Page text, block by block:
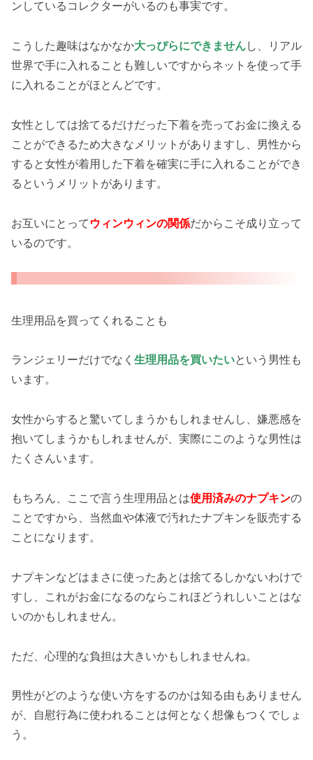
ンしているコレクターがいるのも事実です。
こうした趣味はなかなか大っぴらにできませんし、リアル
世界で手に入れることも難しいですからネットを使って手
に入れることがほとんどです。
女性としては捨てるだけだった下着を売ってお金に換える
ことができるため大きなメリットがありますし、男性から
すると女性が着用した下着を確実に手に入れることができ
るというメリットがあります。
お互いにとって ウィンウィンの関係だからこそ成り立って
いるのです。
生理用品を買ってくれることも
ランジェリーだけでなく 生理用品を買いたいという男性も
います。
女性からすると驚いてしまうかもしれませんし、嫌悪感を
抱いてしまうかもしれませんが、実際にこのような男性は
たくさんいます。
もちろん、ここで言う生理用品とは使用済みのナプキンの
ことですから、当然血や体液で汚れたナプキンを販売する
ことになります。
ナプキンなどはまさに使ったあとは捨てるしかないわけで
すし、これがお金になるのならこれほどうれしいことはな
いのかもしれません。
ただ、心理的な負担は大きいかもしれませんね。
男性がどのような使い方をするのかは知る由もありません
が、自慰行為に使われることは何となく想像もつくでしょ
う。